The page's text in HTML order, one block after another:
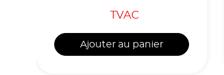
TVAC
Ajouter au panier